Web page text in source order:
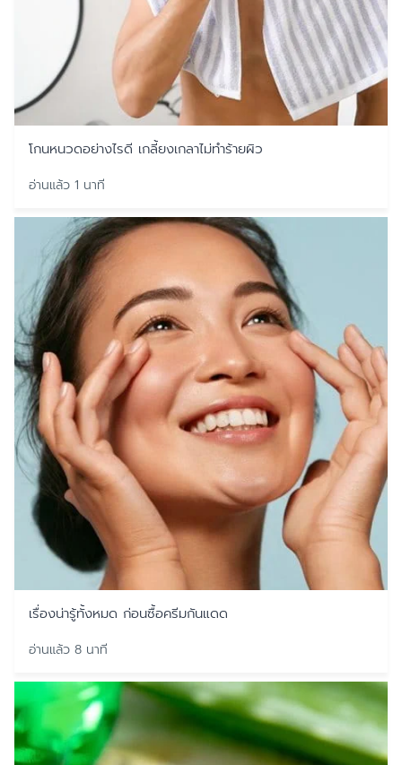
โกนหนวดอย่างไรดี เกลี้ยงเกลาไม่ทำร้ายผิว
อ่านแล้ว 1 นาที
เรื่องน่ารู้ทั้งหมด ก่อนซื้อครีมกันแดด
อ่านแล้ว 8 นาที